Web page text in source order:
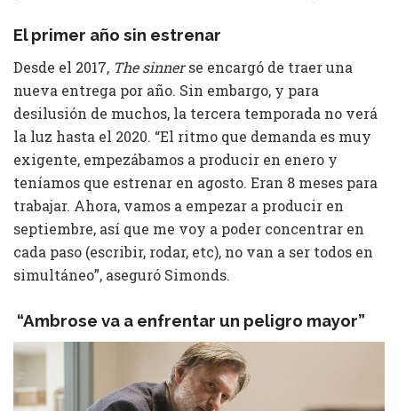
El primer año sin estrenar
Desde el 2017, The sinnerse encargó de traer una
nueva entrega por año. Sin embargo, y para
desilusión de muchos, la tercera temporada no verá
la luz hasta el 2020. “El ritmo que demanda es muy
exigente, empezábamos a producir en enero y
teníamos que estrenar en agosto. Eran 8 meses para
trabajar. Ahora, vamos a empezar a producir en
septiembre, así que me voy a poder concentrar en
cada paso (escribir, rodar, etc), no van a ser todos en
simultáneo”, aseguró Simonds.
“Ambrose va a enfrentar un peligro mayor”